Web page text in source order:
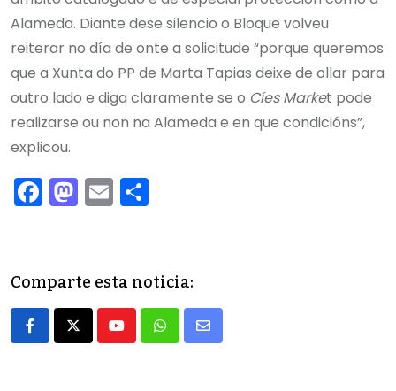
Alameda. Diante dese silencio o Bloque volveu
reiterar no día de onte a solicitude “porque queremos
que a Xunta do PP de Marta Tapias deixe de ollar para
outro lado e diga claramente se o Cíes Market pode
realizarse ou non na Alameda e en que condicións”,
explicou.
F
a
e
b
o
M
a
o
d
o
E
m
l p
ar
tir
Comparte esta noticia:
YoutubeWhatsapp
Share